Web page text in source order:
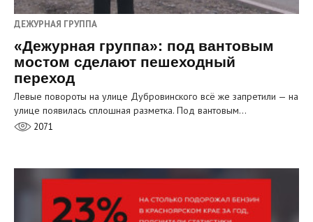
ДЕЖУРНАЯ ГРУППА
«Дежурная группа»: под вантовым
мостом сделают пешеходный
переход
Левые повороты на улице Дубровинского всё же запретили — на
улице появилась сплошная разметка. Под вантовым…
2071